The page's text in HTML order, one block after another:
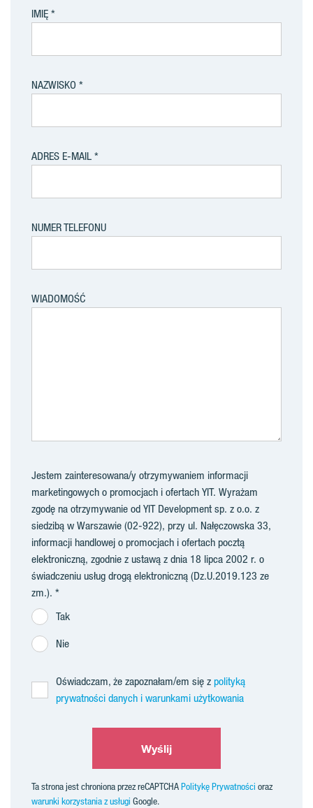
IMIĘ
NAZWISKO
ADRES E-MAIL
NUMER TELEFONU
WIADOMOŚĆ
Jestem zainteresowana/y otrzymywaniem informacji
marketingowych o promocjach i ofertach YIT. Wyrażam
zgodę na otrzymywanie od YIT Development sp. z o.o. z
siedzibą w Warszawie (02-922), przy ul. Nałęczowska 33,
informacji handlowej o promocjach i ofertach pocztą
elektroniczną, zgodnie z ustawą z dnia 18 lipca 2002 r. o
świadczeniu usług drogą elektroniczną (Dz.U.2019.123 ze
zm.).
Tak
Nie
Oświadczam, że zapoznałam/em się z polityką
prywatności danych i warunkami użytkowania
Wyślij
Ta strona jest chroniona przez reCAPTCHAPolitykę Prywatności oraz
warunki korzystania z usługi Google.